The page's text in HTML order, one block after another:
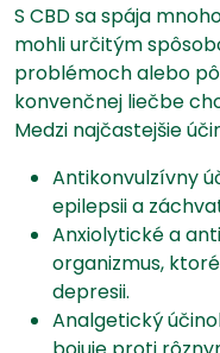
S CBD sa spája
mohli určitým
problémoch alebo
konvenčnej liečbe
Medzi najčastejšie
Antikonvulzívny
epilepsii a
Anxiolytické a
organizmus,
depresii.
Analgetický